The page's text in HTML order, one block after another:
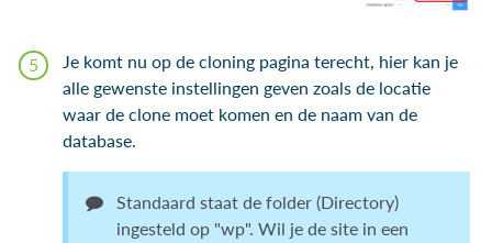
Je komt nu op de cloning pagina terecht, hier kan je
alle gewenste instellingen geven zoals de locatie
waar de clone moet komen en de naam van de
database.
Standaard staat de folder (Directory)
ingesteld op "wp". Wil je de site in een